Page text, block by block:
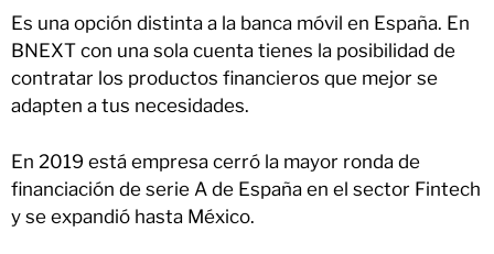
Es una opción distinta a la banca móvil en España. En
BNEXT con una sola cuenta tienes la posibilidad de
contratar los productos financieros que mejor se
adapten a tus necesidades.
En 2019 está empresa cerró la mayor ronda de
financiación de serie A de España en el sector Fintech
y se expandió hasta México.